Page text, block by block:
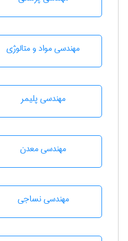
مهندسی مواد و متالوژی
مهندسی پليمر
مهندسی معدن
مهندسي نساجی